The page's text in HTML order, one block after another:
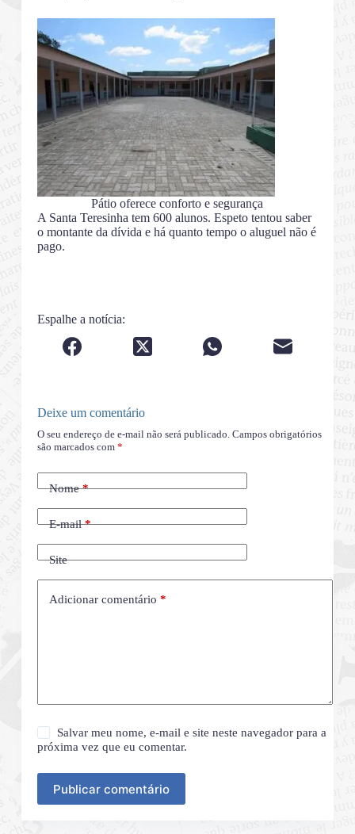
Pátio oferece conforto e segurança
A Santa Teresinha tem 600 alunos. Espeto tentou saber
o montante da dívida e há quanto tempo o aluguel não é
pago.
Espalhe a notícia:
Deixe um comentário
O seu endereço de e-mail não será publicado. Campos obrigatórios
são marcados com *
Nome*
E-mail*
Site
Adicionar comentário *
Salvar meu nome, e-mail e site neste navegador para a
próxima vez que eu comentar.
Publicar comentário